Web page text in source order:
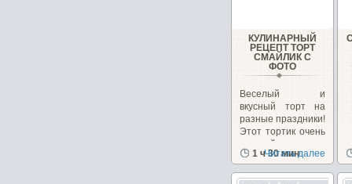
КУЛИНАРНЫЙ
РЕЦЕПТ ТОРТ
СМАЙЛИК С
ФОТО
Веселый и
вкусный торт на
разные праздники!
Этот тортик очень
вкусный и
поднимает...
1 ч 30 мин
Читать далее